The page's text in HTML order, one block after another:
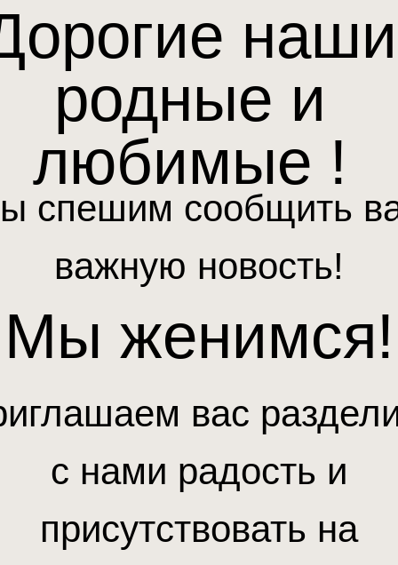
наши
родные и
любимые !
Мы женимся!
спешим сообщить
важную новость!
вас
с нами радость и
присутствовать на